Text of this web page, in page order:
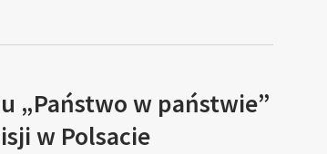
„Państwo w państwie”
w Polsacie